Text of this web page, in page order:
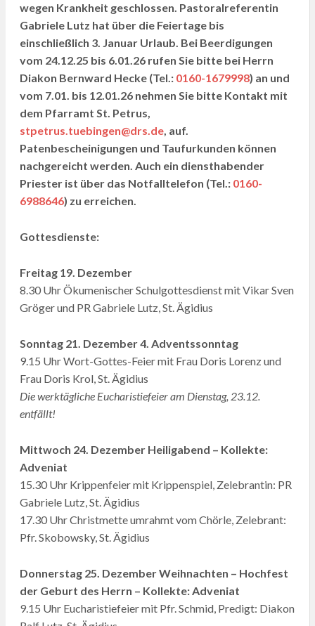
wegen Krankheit geschlossen. Pastoralreferentin
Gabriele Lutz hat über die Feiertage bis
einschließlich 3. Januar Urlaub. Bei Beerdigungen
vom 24.12.25 bis 6.01.26 rufen Sie bitte bei Herrn
Diakon Bernward Hecke (Tel.: 0160-1679998) an und
vom 7.01. bis 12.01.26 nehmen Sie bitte Kontakt mit
dem Pfarramt St. Petrus,
stpetrus.tuebingen@drs.de, auf.
Patenbescheinigungen und Taufurkunden können
nachgereicht werden. Auch ein diensthabender
Priester ist über das Notfalltelefon (Tel.: 0160-
6988646) zu erreichen.
Gottesdienste:
Freitag 19. Dezember
8.30 Uhr Ökumenischer Schulgottesdienst mit Vikar Sven
Gröger und PR Gabriele Lutz, St. Ägidius
Sonntag 21. Dezember 4. Adventssonntag
9.15 Uhr Wort-Gottes-Feier mit Frau Doris Lorenz und
Frau Doris Krol, St. Ägidius
Die werktägliche Eucharistiefeier am Dienstag, 23.12.
entfällt!
Mittwoch 24. Dezember Heiligabend – Kollekte:
Adveniat
15.30 Uhr Krippenfeier mit Krippenspiel, Zelebrantin: PR
Gabriele Lutz, St. Ägidius
17.30 Uhr Christmette umrahmt vom Chörle, Zelebrant:
Pfr. Skobowsky, St. Ägidius
Donnerstag 25. Dezember Weihnachten – Hochfest
der Geburt des Herrn – Kollekte: Adveniat
9.15 Uhr Eucharistiefeier mit Pfr. Schmid, Predigt: Diakon